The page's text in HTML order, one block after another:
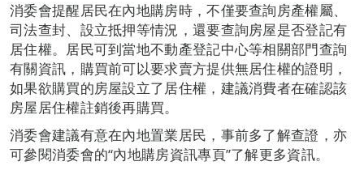
消委會提醒居民在內地購房時，不僅要查詢房產權屬、
司法查封、設立抵押等情況，還要查詢房屋是否登記有
居住權。居民可到當地不動產登記中心等相關部門查詢
有關資訊，購買前可以要求賣方提供無居住權的證明，
如果欲購買的房屋設立了居住權，建議消費者在確認該
房屋居住權註銷後再購買。
消委會建議有意在內地置業居民，事前多了解查證，亦
可參閱消委會的“內地購房資訊專頁”了解更多資訊。